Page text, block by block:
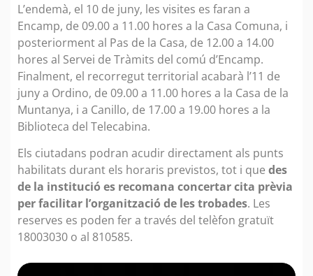
L’endemà, el 10 de juny, les visites es faran a
Encamp, de 09.00 a 11.00 hores a la Casa Comuna, i
posteriorment al Pas de la Casa, de 12.00 a 14.00
hores al Servei de Tràmits del comú d’Encamp.
Finalment, el recorregut territorial acabarà l’11 de
juny a Ordino, de 09.00 a 11.00 hores a la Casa de la
Muntanya, i a Canillo, de 17.00 a 19.00 hores a la
Biblioteca del Telecabina.
Els ciutadans podran acudir directament als punts
habilitats durant els horaris previstos, tot i que des
de la institució es recomana concertar cita prèvia
per facilitar l’organització de les trobades. Les
reserves es poden fer a través del telèfon gratuït
18003030 o al 810585.